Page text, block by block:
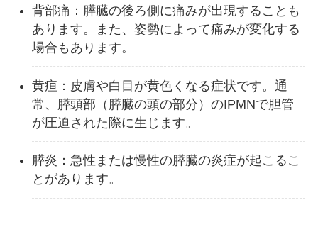
背部痛：膵臓の後ろ側に痛みが出現することも
あります。また、姿勢によって痛みが変化する
場合もあります。
黄疸：皮膚や白目が黄色くなる症状です。通
常、膵頭部（膵臓の頭の部分）のIPMNで胆管
が圧迫された際に生じます。
膵炎：急性または慢性の膵臓の炎症が起こるこ
とがあります。